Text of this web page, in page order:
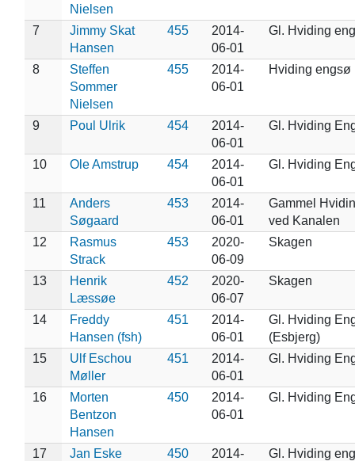
Nielsen
7
Jimmy Skat
Hansen
455
2014-
06-01
Gl. Hviding
8
Steffen
Sommer
Nielsen
455
2014-
06-01
Hviding engsø
9 Poul Ulrik 454
2014-
06-01
Gl. Hviding
10 Ole Amstrup 454
2014-
06-01
Gl. Hviding
11
Anders
Søgaard
453
2014-
06-01
Gammel
ved Kanalen
12
Rasmus
Strack
453
2020-
06-09
Skagen
13
Henrik
Læssøe
452
2020-
06-07
Skagen
14
Freddy
Hansen (fsh)
451
2014-
06-01
Gl. Hviding
(Esbjerg)
15
Ulf Eschou
Møller
451
2014-
06-01
Gl. Hviding
16
Morten
Bentzon
Hansen
450
2014-
06-01
Gl. Hviding
17
Jan Eske
450
2014-
Gl. Hviding